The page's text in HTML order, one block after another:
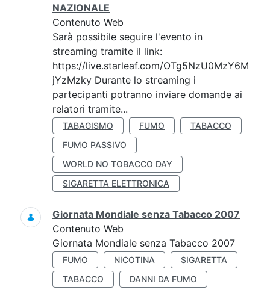
NAZIONALE
Contenuto Web
Sarà possibile seguire l'evento in
streaming tramite il link:
https://live.starleaf.com/OTg5NzU0MzY6M
jYzMzky Durante lo streaming i
partecipanti potranno inviare domande ai
relatori tramite...
TABAGISMO FUMO
TABACCO
FUMO PASSIVO
WORLD NO TOBACCO DAY
SIGARETTA ELETTRONICA
Giornata Mondiale senza Tabacco 2007
Contenuto Web
Giornata Mondiale senza Tabacco 2007
FUMO NICOTINA
SIGARETTA
TABACCO
DANNI DA FUMO